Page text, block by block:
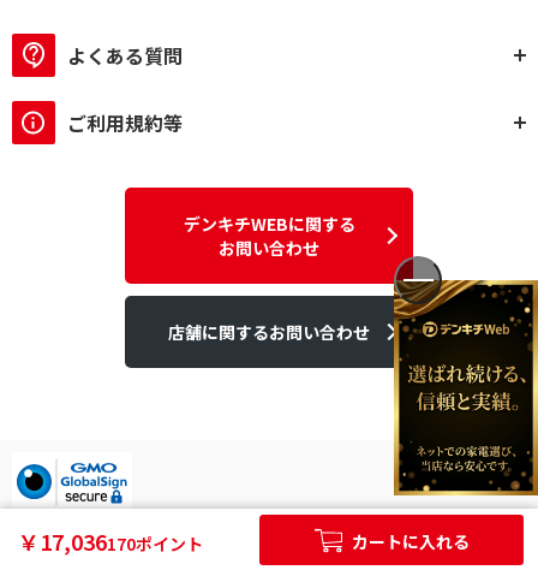
￥17,036170ポイント カートに入れる
よくある質問
ご利用規約等
デンキチWEBに関する
お問い合わせ
店舗に関するお問い合わせ
デンキチはGMOグローバルサイン発行のSSL電子証明書を使用して
います。